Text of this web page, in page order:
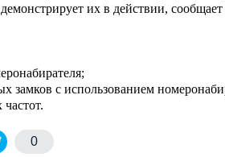
де­монстрирует их в действии,
с использованием
0